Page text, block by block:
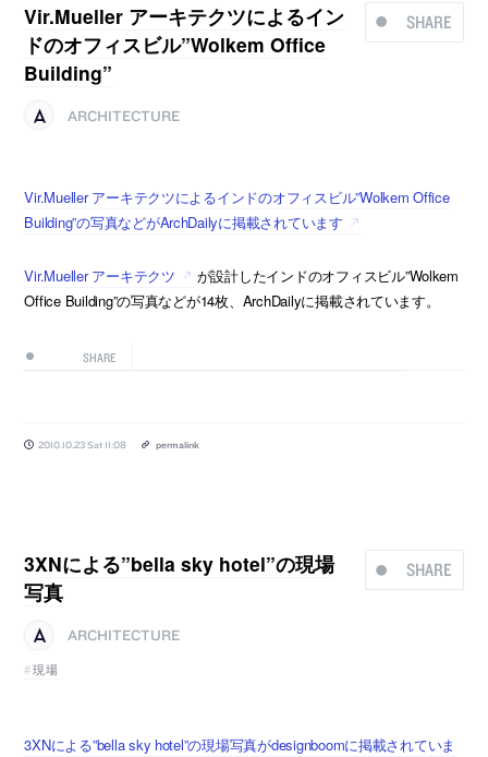
SHARE
Vir.Mueller アーキテクツによるイン
ドのオフィスビル”Wolkem Office
Building”
ARCHITECTURE
Vir.Mueller アーキテクツによるインドのオフィスビル”Wolkem Office
Building”の写真などがArchDailyに掲載されています
Vir.Mueller アーキテクツ
が設計したインドのオフィスビル”Wolkem
Office Building”の写真などが14枚、ArchDailyに掲載されています。
SHARE
2010.10.23 Sat 11:08 permalink
SHARE
3XNによる”bella sky hotel”の現場
写真
ARCHITECTURE
現場
3XNによる”bella sky hotel”の現場写真がdesignboomに掲載されていま